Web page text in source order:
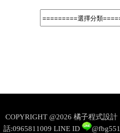
COPYRIGHT @2026 橘子程式設
話:0965811009 LINE ID